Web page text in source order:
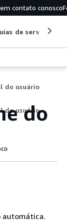
contato conosco
de serviço
do usuário
do usuário
do
automática.